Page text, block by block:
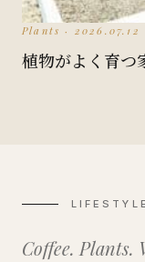
Plants · 2026.07.12
植物がよく育つ
Coffee. Plants.